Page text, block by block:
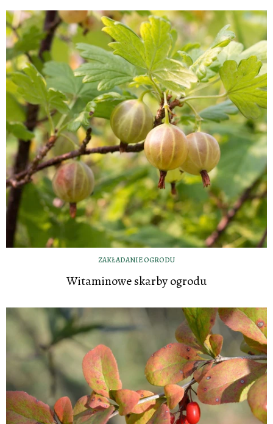
ZAKŁADANIE OGRODU
Witaminowe skarby ogrodu